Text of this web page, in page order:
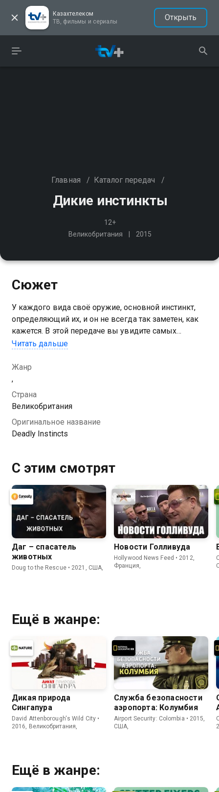
Казахтелеком
ТВ, фильмы и сериалы
Открыть
Главная / Каталог передач /
Дикие инстинкты
12+
Великобритания
2015
Сюжет
У каждого вида своё оружие, основной инстинкт,
определяющий их, и он не всегда так заметен, как
кажется. В этой передаче вы увидите самых
необычных убийц, любовников, героев, солдат и
Читать дальше
Жанр
,
Страна
Великобритания
Оригинальное название
Deadly Instincts
С этим смотрят
Даг – спасатель
животных
Doug to the Rescue • 2021, США,
Новости Голливуда
Hollywood News Feed • 2012,
Франция,
Ещё в жанре:
Дикая природа
Сингапура
David Attenborough's Wild City •
2016, Великобритания,
Служба безопасности
аэропорта: Колумбия
Airport Security: Colombia • 2015,
США,
Ещё в жанре: